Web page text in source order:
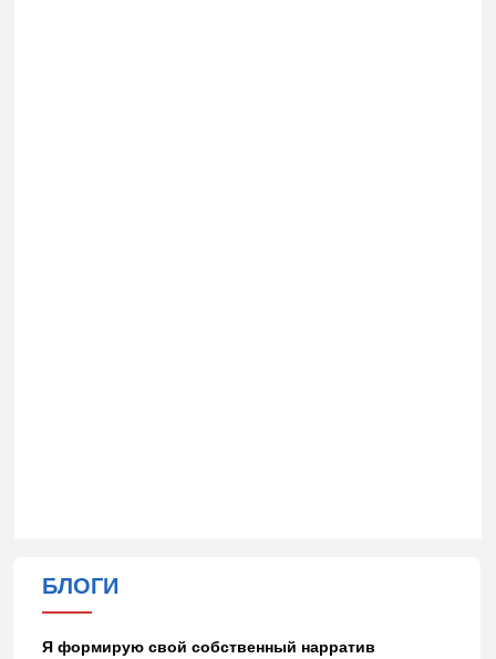
БЛОГИ
Я формирую свой собственный нарратив